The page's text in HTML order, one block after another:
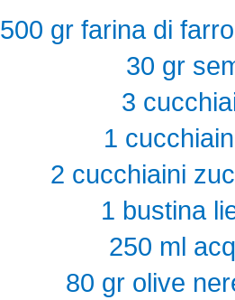
500 gr farina di
30 gr
3
1
2 cucchiaini
1 bustina
250 ml
80 gr olive